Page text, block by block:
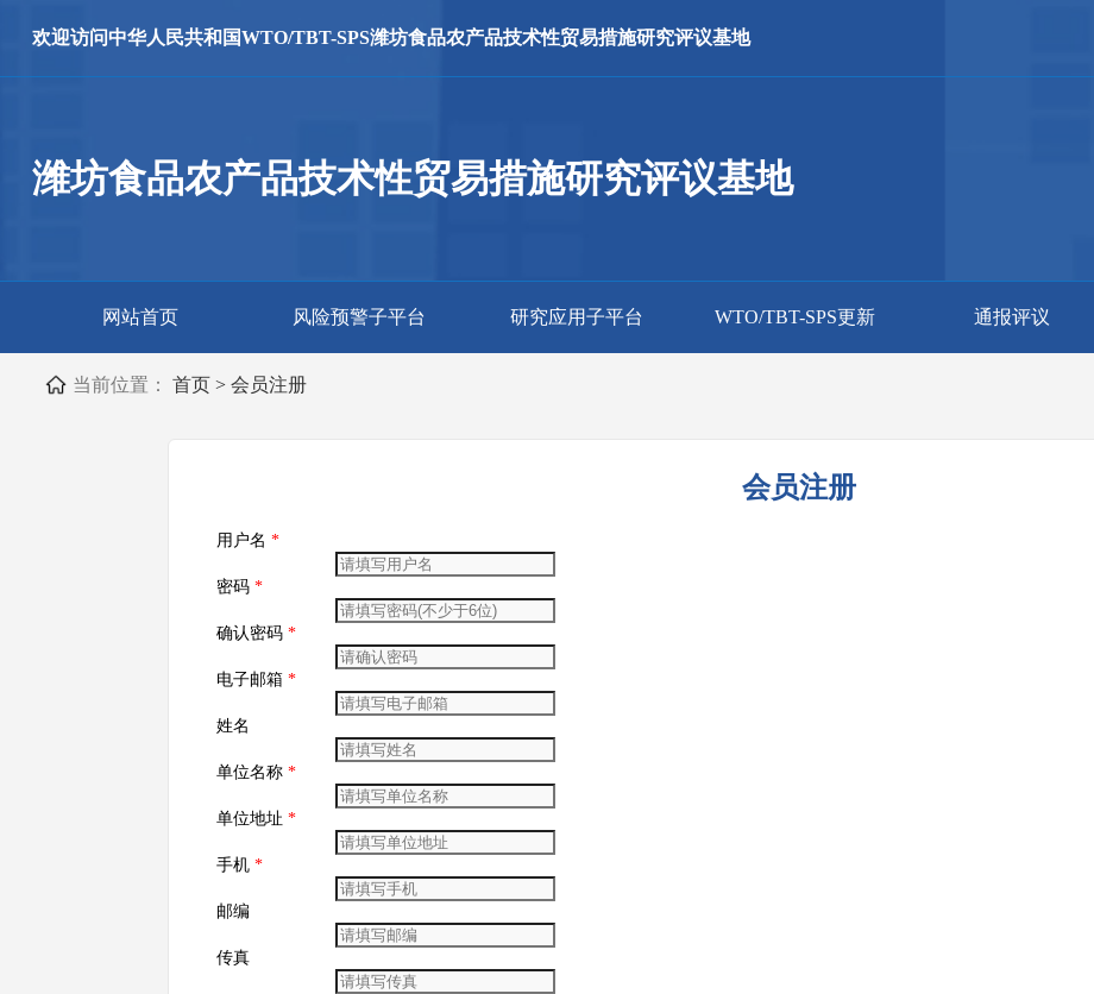
欢迎访问中华人民共和国WTO/TBT-SPS潍坊食品农产品技术性贸易措施研究评议基地
潍坊食品农产品技术性贸易措施研究评议基地
网站首页 风险预警子平台 研究应用子平台 WTO/TBT-SPS更新 通报评议
当前位置： 首页> 会员注册
会员注册
用户名 *
密码 *
确认密码 *
电子邮箱 *
姓名
单位名称 *
单位地址 *
手机 *
邮编
传真